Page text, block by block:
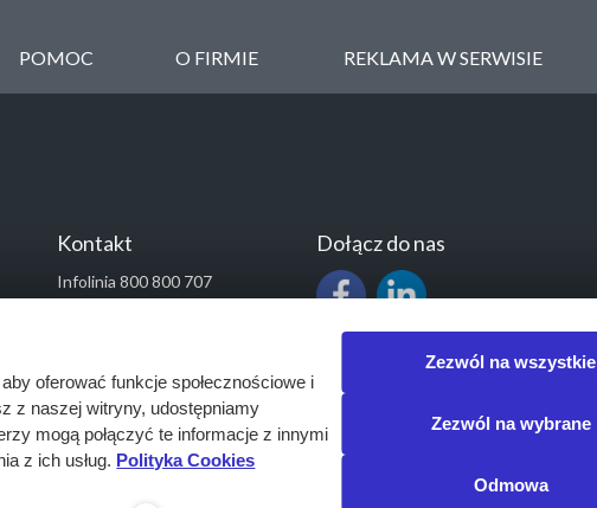
POMOC O FIRMIE REKLAMA W SERWISIE
Kontakt
Infolinia 800 800 707
kontakt@pressinfo.pl
Dołącz do nas
oferować funkcje społecznościowe i
z naszej witryny, udostępniamy
mogą połączyć te informacje z innymi
z ich usług. Polityka Cookies
Zezwól na wszystkie
Zezwól na wybrane
Odmowa